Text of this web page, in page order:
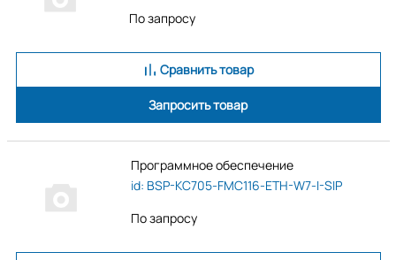
По запросу
Сравнить товар
Запросить товар
Программное обеспечение
id: BSP-KC705-FMC116-ETH-W7-I-SIP
По запросу